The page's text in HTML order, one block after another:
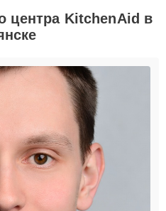
центра KitchenAid в